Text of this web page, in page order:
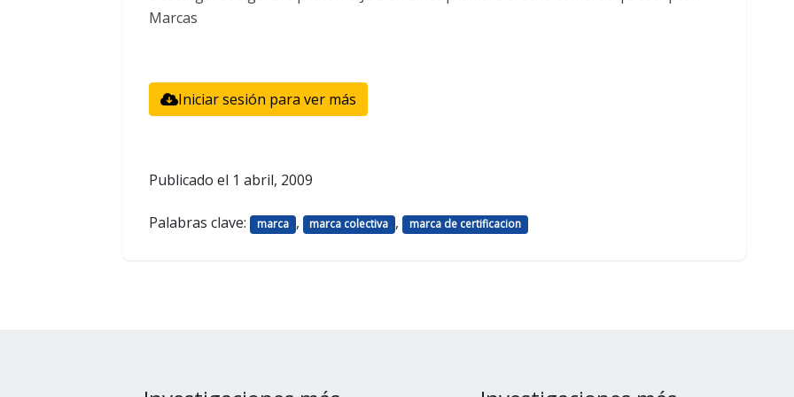
Marcas
Iniciar sesión para ver más
Publicado el 1 abril, 2009
Palabras clave: marca , marca colectiva , marca de certificacion